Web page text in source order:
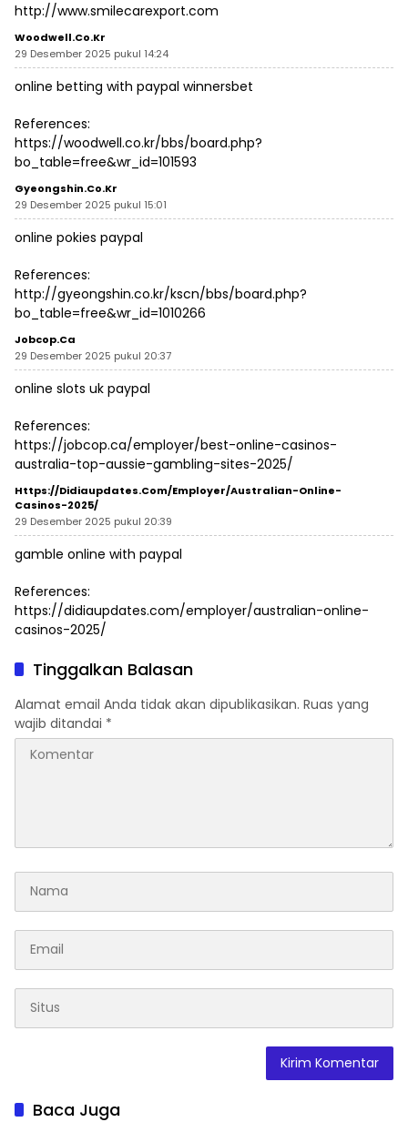
http://www.smilecarexport.com
Woodwell.co.kr
29 Desember 2025 pukul 14:24
online betting with paypal winnersbet
References:
https://woodwell.co.kr/bbs/board.php?
bo_table=free&wr_id=101593
Gyeongshin.co.kr
29 Desember 2025 pukul 15:01
online pokies paypal
References:
http://gyeongshin.co.kr/kscn/bbs/board.php?
bo_table=free&wr_id=1010266
Jobcop.ca
29 Desember 2025 pukul 20:37
online slots uk paypal
References:
https://jobcop.ca/employer/best-online-casinos-
australia-top-aussie-gambling-sites-2025/
Https://didiaupdates.com/employer/australian-Online-
Casinos-2025/
29 Desember 2025 pukul 20:39
gamble online with paypal
References:
https://didiaupdates.com/employer/australian-online-
casinos-2025/
Tinggalkan Balasan
Alamat email Anda tidak akan dipublikasikan. Ruas yang
wajib ditandai *
Baca Juga